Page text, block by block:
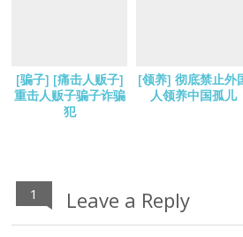
[骗子] [痛击人贩子]
重击人贩子骗子诈骗
犯
[领养] 彻底禁止外
人领养中国孤儿
1 Leave a Reply